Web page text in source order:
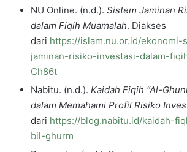
NU Online. (n.d.). Sistem Jaminan
dalam Fiqih Muamalah. Diakses
dari https://islam.nu.or.id/ekonomi-
jaminan-risiko-investasi-dalam-
Ch86t
Nabitu. (n.d.). Kaidah Fiqih “Al-
dalam Memahami Profil Risiko
dari https://blog.nabitu.id/kaidah-
bil-ghurm